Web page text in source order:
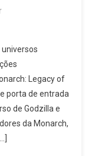
universos
Legacy of
porta de entrada
de Godzilla e
da Monarch,